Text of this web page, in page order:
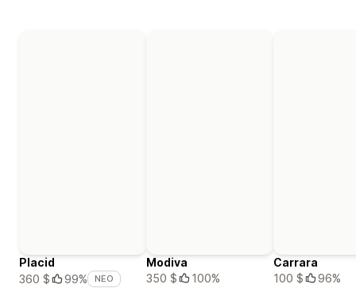
Placid
360 $
99% ΝΈΟ
Modiva
350 $
100%
Carrara
100 $
96%